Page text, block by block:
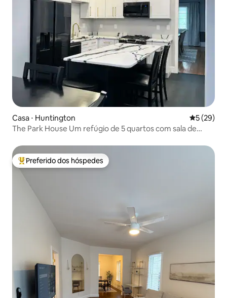
Casa ⋅ Huntington 5 de uma
5 (29)
The Park House Um refúgio de 5 quartos com sala de
Entre os melhores preferidos dos hóspedes
Preferido dos hóspedes